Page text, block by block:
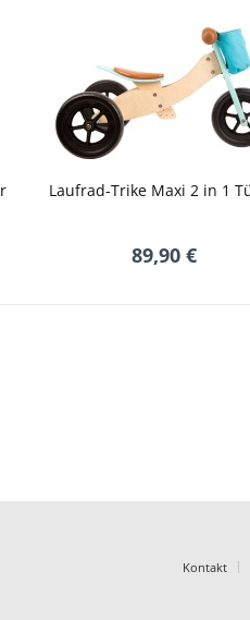
Laufrad-Trike Maxi 2 in 1
89,90 €
Kontakt